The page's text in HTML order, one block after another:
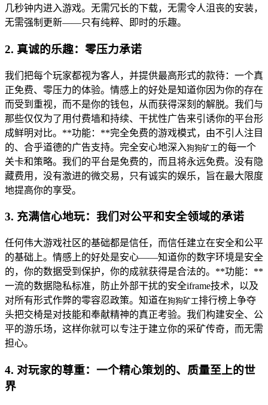
几秒钟内进入游戏。无需冗长的下载，无需令人沮丧的安装，
无需强制更新——只有纯粹、即时的乐趣。
2. 真诚的乐趣：零压力承诺
我们把每个玩家都视为客人，并提供最高形式的款待：一个真
正免费、零压力的体验。情感上的好处是知道你因为你的存在
而受到重视，而不是你的钱包，从而获得深刻的解脱。我们与
那些仅仅为了用付费墙和持续、干扰性广告来引诱你的平台形
成鲜明对比。**功能：**完全免费的游戏模式，由不引人注目
的、合乎道德的广告支持。完全安心地深入狗狗矿工的每一个
关卡和策略。我们的平台是免费的，而且将永远免费。没有隐
藏费用，没有激进的微交易，只有诚实的娱乐，旨在最大限度
地提高你的享受。
3. 充满信心地玩：我们对公平和安全领域的承诺
任何伟大游戏社区的基础都是信任，而信任建立在安全和公平
的基础上。情感上的好处是安心——知道你的数字环境是安全
的，你的数据受到保护，你的成就获得是合法的。**功能：**
一流的数据隐私标准，防止外部干扰的安全iframe技术，以及
对所有形式作弊的零容忍政策。知道在狗狗矿工排行榜上争夺
头把交椅是对技能和奉献精神的真正考验。我们构建安全、公
平的游乐场，这样你就可以专注于建立你的采矿传奇，而无需
担心。
4. 对玩家的尊重：一个精心策划的、质量至上的世
界